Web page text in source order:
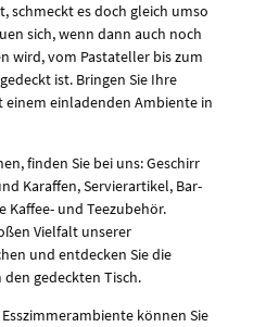
schmeckt es doch gleich umso
sich, wenn dann auch noch
wird, vom Pastateller bis zum
ist. Bringen Sie Ihre
einem einladenden Ambiente in
finden Sie bei uns: Geschirr
Karaffen, Servierartikel, Bar-
Kaffee- und Teezubehör.
Vielfalt unserer
und entdecken Sie die
gedeckten Tisch.
können Sie